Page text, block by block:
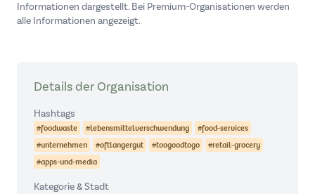
Informationen dargestellt. Bei Premium-Organisationen werden
alle Informationen angezeigt.
Details der Organisation
Hashtags
#foodwaste #lebensmittelverschwendung
#food-services
#unternehmen
#oftlangergut #toogoodtogo
#retail-grocery
#apps-und-media
Kategorie & Stadt